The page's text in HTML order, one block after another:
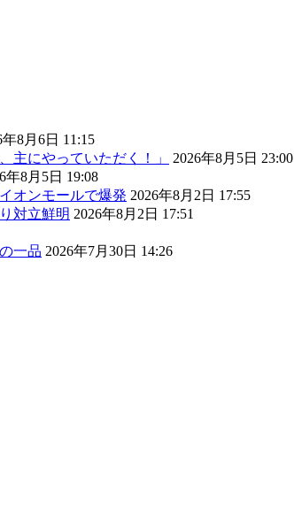
年8月6日 11:15
にやっていただく！」
2026年8月5日 23:00
年8月5日 19:08
オンモールで爆発 2026年8月2日 17:55
対立鮮明 2026年8月2日 17:51
一品 2026年7月30日 14:26